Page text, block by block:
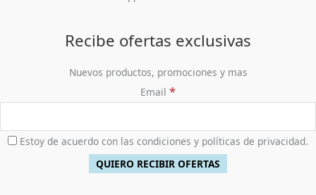
Recibe ofertas exclusivas
Nuevos productos, promociones y mas
Email *
Estoy de acuerdo con las condiciones y políticas de privacidad.